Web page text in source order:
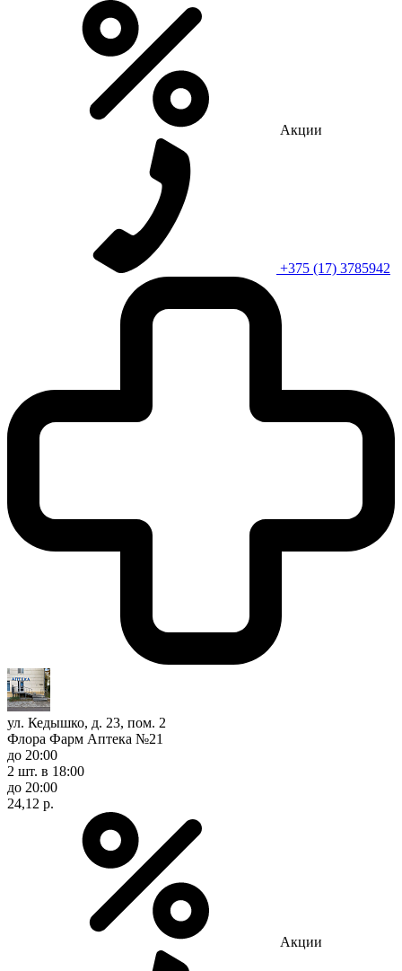
Акции
+375 (17) 3785942
ул. Кедышко, д. 23, пом. 2
Флора Фарм Аптека №21
до 20:00
2 шт. в 18:00
до 20:00
24,12 р.
Акции